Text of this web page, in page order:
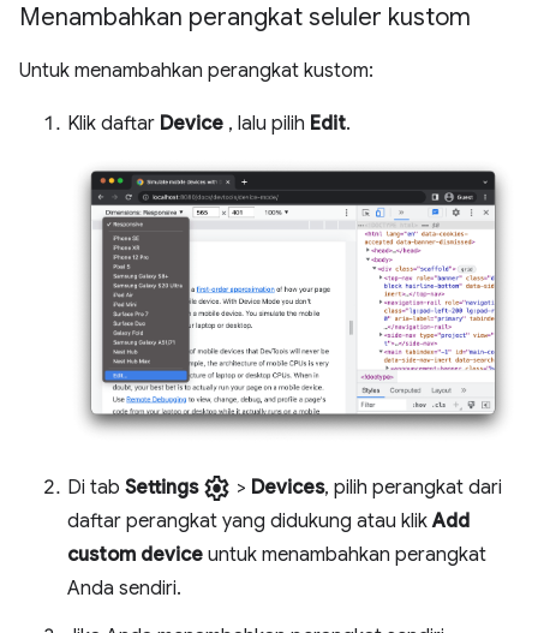
Menambahkan perangkat seluler kustom
Untuk menambahkan perangkat kustom:
Klik daftar Device , lalu pilih Edit.
Di tab Settings settings > Devices, pilih perangkat dari
daftar perangkat yang didukung atau klikAdd
custom device untuk menambahkan perangkat
Anda sendiri.